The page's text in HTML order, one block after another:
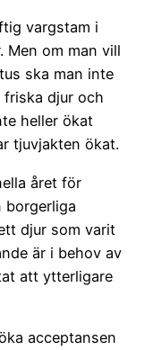
vargstam i
Men om man vill
ska man inte
djur och
heller ökat
tjuvjakten ökat.
året för
borgerliga
djur som varit
är i behov av
att ytterligare
acceptansen